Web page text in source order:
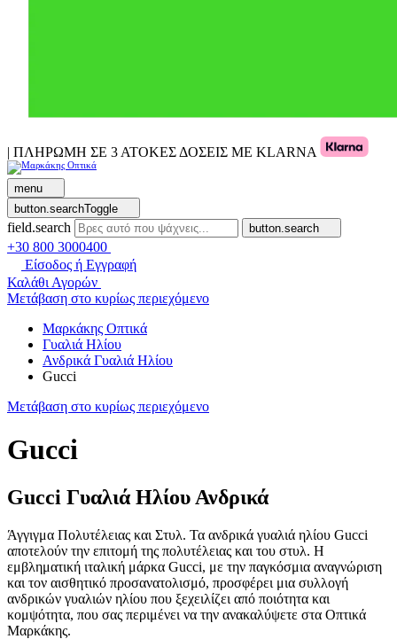
| ΠΛΗΡΩΜΗ ΣΕ 3 ΑΤΟΚΕΣ ΔΟΣΕΙΣ ΜΕ KLARNA
menu
button.searchToggle
field.search button.search
+30 800 3000400
Είσοδος ή Εγγραφή
Καλάθι Αγορών
Μετάβαση στο κυρίως περιεχόμενο
Μαρκάκης Οπτικά
Γυαλιά Ηλίου
Ανδρικά Γυαλιά Ηλίου
Gucci
Μετάβαση στο κυρίως περιεχόμενο
Gucci
Gucci Γυαλιά Ηλίου Ανδρικά
Άγγιγμα Πολυτέλειας και Στυλ. Τα ανδρικά γυαλιά ηλίου Gucci
αποτελούν την επιτομή της πολυτέλειας και του στυλ. Η
εμβληματική ιταλική μάρκα Gucci, με την παγκόσμια αναγνώριση
και τον αισθητικό προσανατολισμό, προσφέρει μια συλλογή
ανδρικών γυαλιών ηλίου που ξεχειλίζει από ποιότητα και
κομψότητα, που σας περιμένει να την ανακαλύψετε στα Οπτικά
Μαρκάκης.